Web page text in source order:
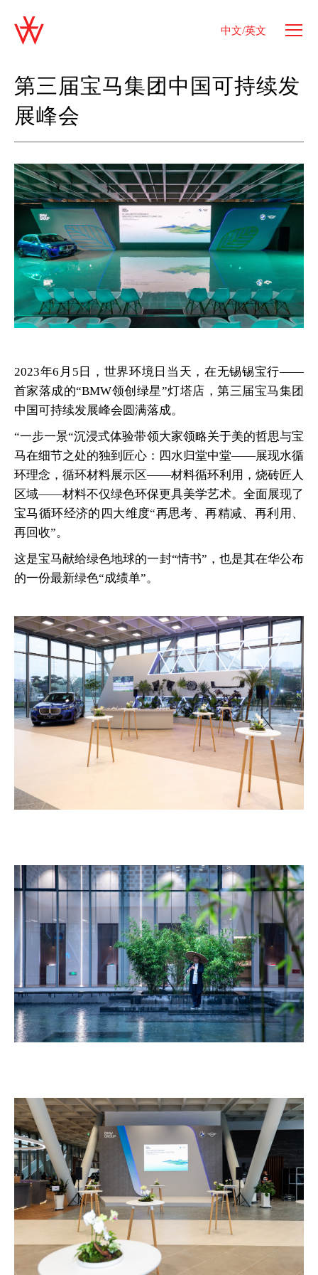
中文/英文
第三届宝马集团中国可持续发
展峰会
2023年6月5日，世界环境日当天，在无锡锡宝行——
首家落成的“BMW领创绿星”灯塔店，第三届宝马集团
中国可持续发展峰会圆满落成。
“一步一景“沉浸式体验带领大家领略关于美的哲思与宝
马在细节之处的独到匠心：四水归堂中堂——展现水循
环理念，循环材料展示区——材料循环利用，烧砖匠人
区域——材料不仅绿色环保更具美学艺术。全面展现了
宝马循环经济的四大维度“再思考、再精减、再利用、
再回收”。
这是宝马献给绿色地球的一封“情书”，也是其在华公布
的一份最新绿色“成绩单”。